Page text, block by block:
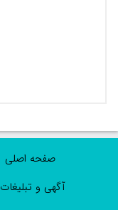
صفحه اصلی
آگهی و تبلیغات